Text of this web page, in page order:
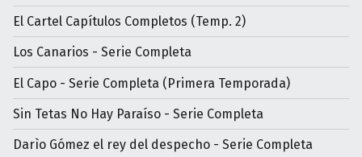
El Cartel Capítulos Completos (Temp. 2)
Los Canarios - Serie Completa
El Capo - Serie Completa (Primera Temporada)
Sin Tetas No Hay Paraíso - Serie Completa
Darìo Gómez el rey del despecho - Serie Completa